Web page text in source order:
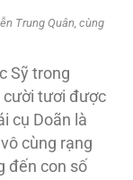
Trung Quân, cùng
Sỹ trong
cười tươi được
cụ Doãn là
cùng rạng
đến con số